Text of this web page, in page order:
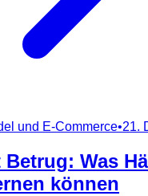
und E-Commerce•21.
Betrug: Was
können